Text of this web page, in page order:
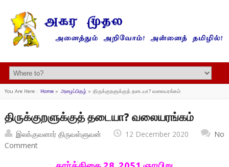
You Are Here : Home» அழைப்பிதழ் » திருக்குறளுக்குத் தடையா? வலையரங்கம்
திருக்குறளுக்குத் தடையா? வலையரங்கம்
இலக்குவனார் திருவள்ளுவன் 12 December 2020
No
Comment